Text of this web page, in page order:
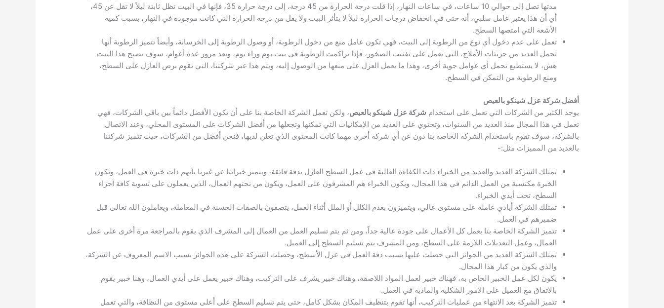
مدتها تصل إلى حوالي 10 ساعات، في ساعات النهار، إذا قلت درجة الحرارة من 45 درجة، إلى درجة حرارة 35، فإنها في البيت تظل ثابتة ليلاً لا تقل عن 45،
أي أن هذا يعتبر عامل سلبي، أنه حتى في انخفاض درجات الحرارة ليلاً لا يتأثر البيت ولا يقل من درجة الحرارة التي كانت موجودة في النهار، بسبب كمية
الأشعة التي امتصها السطح.
تعمل على عدم دخول أي نوع من الرطوبة إلى البيت، فهي تكون عامل منع من دخول الرطوبة، أو وصول الرطوبة إلى الخرسانة، وأيضاً تتميز الرطوبة أنها
تحمل العديد من جزيئات الأملاح، التي تعمل على تفتيت الصخور، فإذا تراكمت الرطوبة في بيت يوم وراء يوم، وبعد مرور عدة أعوام، سوف يصبح هذا البيت
هش، لا يستطيع تحمل أي عوامل جوية أخرى، وهذا ما يعمل العزل على منعها من الوصول إليه، ويتم هذا عبر شركتنا، التي تقوم برص العازل على السطح،
ومنع الرطوبة من التمكن في السطح.
أفضل شركة عزل شينكو بالعيص
يوجد الكثير من الشركات التي تعمل على استخدام شركة عزل شينكو بالعيص، ولكن تعمل الشركة الخاصة بنا على أن تكون الأفضل دائماً بين باقي الشركات، فهي
تعمل في هذا المجال منذ العديد من السنوات، وتحتوي على العديد من الإمكانيات التي تمكنها وتجعلها من أفضل الشركات على المستوى المحلي، وعند الاتصال
بالشركة، سوف تقوم باستخدام الشركة الخاصة بنا دون عن أي شركة أخرى مهما كانت المحتوى الذي تعلن لديها، فنحن أفضل من الشركات، حيث تتميز شركتنا
بالعديد من المميزات مثل:-
تمتلك الشركة العديد والعديد من الخبراء ذات الكفاءة العالية في عمل السطح العازل بدقة فائقة، ويتميز خبرائنا عن غيرنا بأنهم ذات خبرة في العمل، وتكون
الخبرة مكتسبة من العمل الدائم في هذا المجال، ويكون الخبراء هم المشرفون على العمل، ويكون من تحتهم العمال، الذين يعملون على تسوية كافة أجزاء
السطح، تحت أيدي الخبراء.
تمتلك الشركة أيادي عاملة على مستوى عالي، ويتميزون بعدم الكلل أو الملل أثناء العمل، يتصفون بالصفات الحسنة في المعاملة، ويعاملون الله تعالى قبل
ضميرهم في العمل.
تتميز الشركة الخاصة بنا بعمل كل الأعمال على جودة عالية جداً، ومن ثم يتم تسليم العمل من العمال إلى المشرف الذي يقوم بالمراجعة مرة أخرى على عمل
العمال، وعمل التعديلات اللازمة على السطح، ومن المشرف يتم تسليم السطح إلى العميل.
تمتلك الشركة العديد من الجوائز التي حصلت عليها بسبب دقة العمل في عزل الأسطح، وحصلت الشركة على هذه الجوائز بسبب الاسم المعروف عن الشركة،
والذي يكون من كبار هذا المجال.
يكون لكل عمل الخبير الخاص به، فهناك خبير لعمل المواد اللاصقة، وهناك خبير يشرف على التركيب، وهناك خبير يعمل على أيدي العمال، وهنا خبير يقوم
بالاتفاق مع العميل على الأمور الشكلية والمادية في العمل.
تتميز الشركة بعد الانتهاء من عمليات التركيب، أنها تقوم بتنظيف المكان بشكل كامل، حتى يتم تسليم السطح على أعلى مستوى من النظافة، والتي تعمل